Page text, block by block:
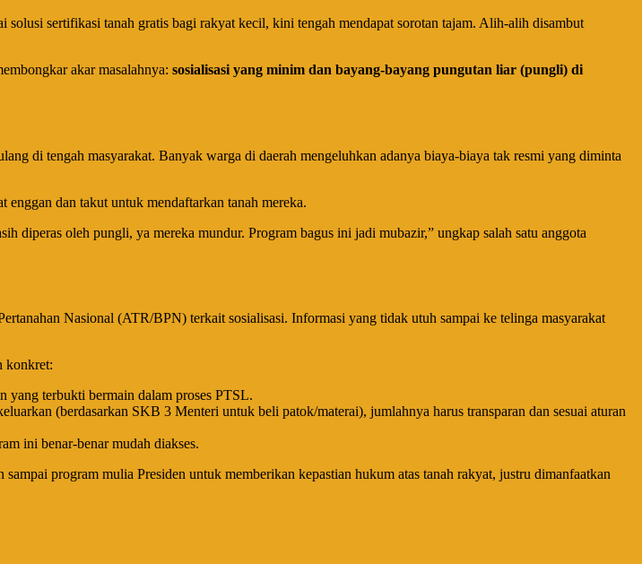
sertifikasi tanah gratis bagi rakyat kecil, kini tengah mendapat sorotan tajam. Alih-alih disambut
akar masalahnya: sosialisasi yang minim dan bayang-bayang pungutan liar (pungli) di
di tengah masyarakat. Banyak warga di daerah mengeluhkan adanya biaya-biaya tak resmi yang diminta
dan takut untuk mendaftarkan tanah mereka.
diperas oleh pungli, ya mereka mundur. Program bagus ini jadi mubazir,” ungkap salah satu anggota
Nasional (ATR/BPN) terkait sosialisasi. Informasi yang tidak utuh sampai ke telinga masyarakat
konkret:
yang terbukti bermain dalam proses PTSL.
(berdasarkan SKB 3 Menteri untuk beli patok/materai), jumlahnya harus transparan dan sesuai aturan
ini benar-benar mudah diakses.
program mulia Presiden untuk memberikan kepastian hukum atas tanah rakyat, justru dimanfaatkan